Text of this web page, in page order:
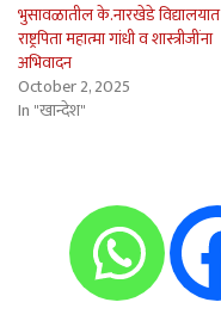
भुसावळातील के.नारखेडे विद्यालयात
राष्ट्रपिता महात्मा गांधी व शास्त्रीजींना
अभिवादन
October 2, 2025
In "खान्देश"